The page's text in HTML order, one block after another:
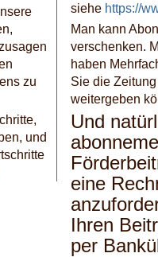
zu
und
siehe https://
Man kann
verschenken.
haben
Sie die
weitergeben
Und
eine
Ihren
per